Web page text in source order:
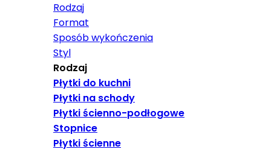
Rodzaj
Format
Sposób wykończenia
Styl
Rodzaj
Płytki do kuchni
Płytki na schody
Płytki ścienno-podłogowe
Stopnice
Płytki ścienne